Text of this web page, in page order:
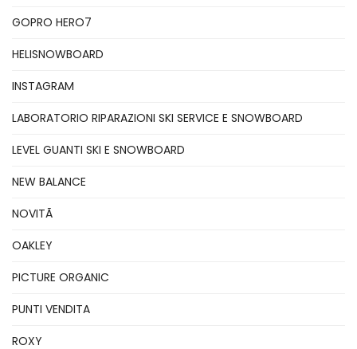
GOPRO HERO7
HELISNOWBOARD
INSTAGRAM
LABORATORIO RIPARAZIONI SKI SERVICE E SNOWBOARD
LEVEL GUANTI SKI E SNOWBOARD
NEW BALANCE
NOVITÃ
OAKLEY
PICTURE ORGANIC
PUNTI VENDITA
ROXY